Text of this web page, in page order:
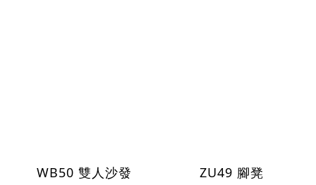
WB50 雙人沙發 ZU49 腳凳